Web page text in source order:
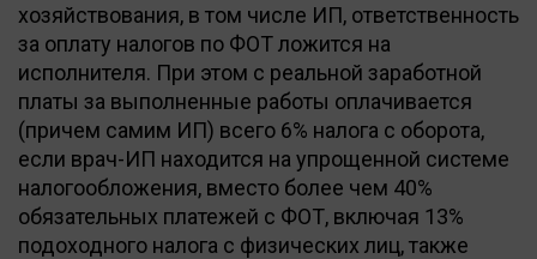
хозяйствования, в том числе ИП, ответственность
за оплату налогов по ФОТ ложится на
исполнителя. При этом с реальной заработной
платы за выполненные работы оплачивается
(причем самим ИП) всего 6% налога с оборота,
если врач-ИП находится на упрощенной системе
налогообложения, вместо более чем 40%
обязательных платежей с ФОТ, включая 13%
подоходного налога с физических лиц, также